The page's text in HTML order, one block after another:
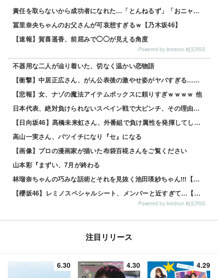
責任を取らないから成功者になれた…「とんねるず」「おニャン子」「AKB」とヒットを出し続けた秋元康の哲学！！！
冨里奈央ちゃんのお父さんが可哀想すぎるｗ【乃木坂46】
【速報】賀喜遥香、前屈みで◯◯が見える角度
Powered by livedoor 相互RSS
不器用な二人が辿り着いた、切なく温かい恋物語
【衝撃】中居正広さん、がん公表後の激やせ姿がヤバすぎる…【画像】 他
【悲報】女、ナゾの魔法アイテムボックスに頼りすぎｗｗｗｗ 他
日本代表、絶対負けられないスペイン戦で大ピンチ、その理由がこれｗｗｗｗ 他
【日向坂46】髙橋未来虹さん、外番組で負け属性を発揮してしまう…
高山一実さん、バツイチになり『セ』になる
【画像】プロの漫画家が描いた布袋百椛さんをご覧ください
山本彩『まずい、7月が終わる
林瑠奈ちゃんの巧みな話術とそれを見抜く池田瑛紗ちゃん!!!【乃木坂46】
【櫻坂46】レミノスペシャルシート、メンバーと近すぎて…【全国ツアー2026】
Powered by livedoor 相互RSS
注目リリース
6.30 4.30 4.29